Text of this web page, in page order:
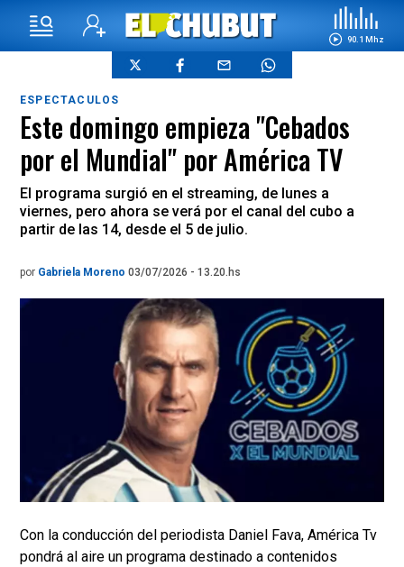
90.1 Mhz
ESPECTACULOS
Este domingo empieza "Cebados
por el Mundial" por América TV
El programa surgió en el streaming, de lunes a
viernes, pero ahora se verá por el canal del cubo a
partir de las 14, desde el 5 de julio.
por Gabriela Moreno 03/07/2026 - 13.20.hs
Con la conducción del periodista Daniel Fava, América Tv
pondrá al aire un programa destinado a contenidos